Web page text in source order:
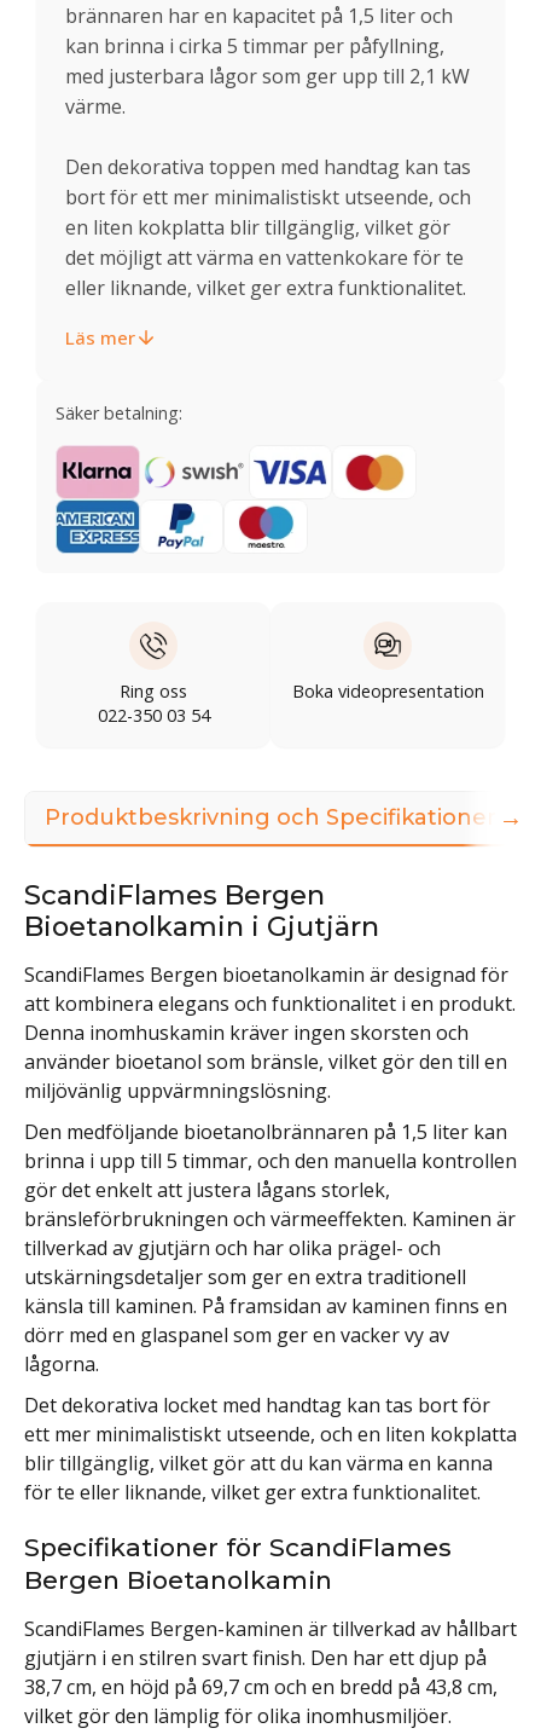
brännaren har en kapacitet på 1,5 liter och
kan brinna i cirka 5 timmar per påfyllning,
med justerbara lågor som ger upp till 2,1 kW
värme.
Den dekorativa toppen med handtag kan tas
bort för ett mer minimalistiskt utseende, och
en liten kokplatta blir tillgänglig, vilket gör
det möjligt att värma en vattenkokare för te
eller liknande, vilket ger extra funktionalitet.
Läs mer
Säker betalning:
Ring oss
022-350 03 54
Boka videopresentation
Produktbeskrivning och Specifikationer
ScandiFlames Bergen
Bioetanolkamin i Gjutjärn
ScandiFlames Bergen bioetanolkamin är designad för
att kombinera elegans och funktionalitet i en produkt.
Denna inomhuskamin kräver ingen skorsten och
använder bioetanol som bränsle, vilket gör den till en
miljövänlig uppvärmningslösning.
Den medföljande bioetanolbrännaren på 1,5 liter kan
brinna i upp till 5 timmar, och den manuella kontrollen
gör det enkelt att justera lågans storlek,
bränsleförbrukningen och värmeeffekten. Kaminen är
tillverkad av gjutjärn och har olika prägel- och
utskärningsdetaljer som ger en extra traditionell
känsla till kaminen. På framsidan av kaminen finns en
dörr med en glaspanel som ger en vacker vy av
lågorna.
Det dekorativa locket med handtag kan tas bort för
ett mer minimalistiskt utseende, och en liten kokplatta
blir tillgänglig, vilket gör att du kan värma en kanna
för te eller liknande, vilket ger extra funktionalitet.
Specifikationer för ScandiFlames
Bergen Bioetanolkamin
ScandiFlames Bergen-kaminen är tillverkad av hållbart
gjutjärn i en stilren svart finish. Den har ett djup på
38,7 cm, en höjd på 69,7 cm och en bredd på 43,8 cm,
vilket gör den lämplig för olika inomhusmiljöer.
→